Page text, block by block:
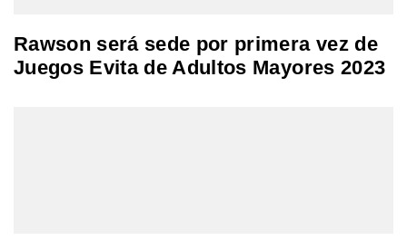
Rawson será sede por primera vez de
Juegos Evita de Adultos Mayores 2023